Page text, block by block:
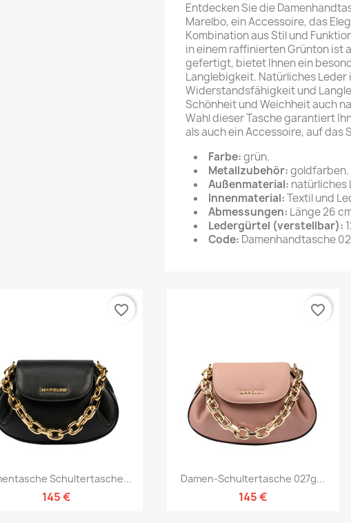
Entdecken Sie die
Marelbo, ein Accessoire, das
Kombination aus Stil und
in einem raffinierten Grünton ist
gefertigt, bietet Ihnen ein
Langlebigkeit. Natürliches
Widerstandsfähigkeit und
Schönheit und Weichheit auch
Wahl dieser Tasche garantiert
als auch ein Accessoire, auf das
Farbe:grün.
Metallzubehör:goldfarben.
Außenmaterial: natürliches
Innenmaterial:Textil und
Abmessungen: Länge 26
Ledergürtel (verstellbar):
Code: Damenhandtasche
Vorschau
Schultertasche...
145 €
favorite_border
Vorschau
Damen-Schultertasche 027g...
145 €
favorite_border